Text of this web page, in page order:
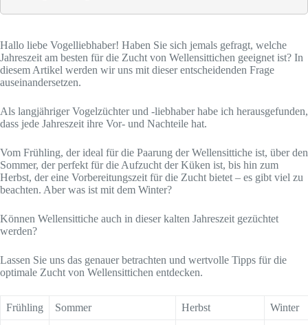
Hallo liebe Vogelliebhaber! Haben Sie sich jemals gefragt, welche
Jahreszeit am besten für die Zucht von Wellensittichen geeignet ist? In
diesem Artikel werden wir uns mit dieser entscheidenden Frage
auseinandersetzen.
Als langjähriger Vogelzüchter und -liebhaber habe ich herausgefunden,
dass jede Jahreszeit ihre Vor- und Nachteile hat.
Vom Frühling, der ideal für die Paarung der Wellensittiche ist, über den
Sommer, der perfekt für die Aufzucht der Küken ist, bis hin zum
Herbst, der eine Vorbereitungszeit für die Zucht bietet – es gibt viel zu
beachten. Aber was ist mit dem Winter?
Können Wellensittiche auch in dieser kalten Jahreszeit gezüchtet
werden?
Lassen Sie uns das genauer betrachten und wertvolle Tipps für die
optimale Zucht von Wellensittichen entdecken.
Frühling Sommer Herbst Winter